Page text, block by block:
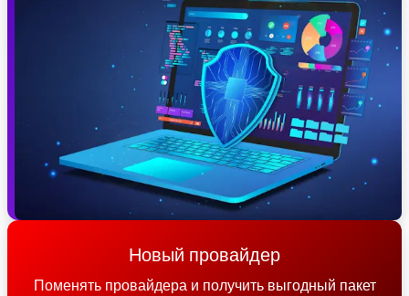
Новый провайдер
Поменять провайдера и получить выгодный пакет